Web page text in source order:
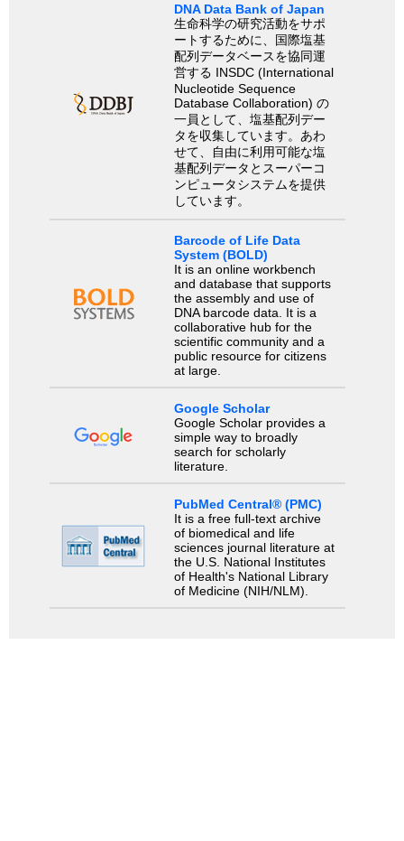
DNA Data Bank of Japan
生命科学の研究活動をサポ
ートするために、国際塩基
配列データベースを協同運
営する INSDC (International
Nucleotide Sequence
Database Collaboration) の
一員として、塩基配列デー
タを収集しています。あわ
せて、自由に利用可能な塩
基配列データとスーパーコ
ンピュータシステムを提供
しています。
Barcode of Life Data
System (BOLD)
It is an online workbench
and database that supports
the assembly and use of
DNA barcode data. It is a
collaborative hub for the
scientific community and a
public resource for citizens
at large.
Google Scholar
Google Scholar provides a
simple way to broadly
search for scholarly
literature.
PubMed Central® (PMC)
It is a free full-text archive
of biomedical and life
sciences journal literature at
the U.S. National Institutes
of Health's National Library
of Medicine (NIH/NLM).